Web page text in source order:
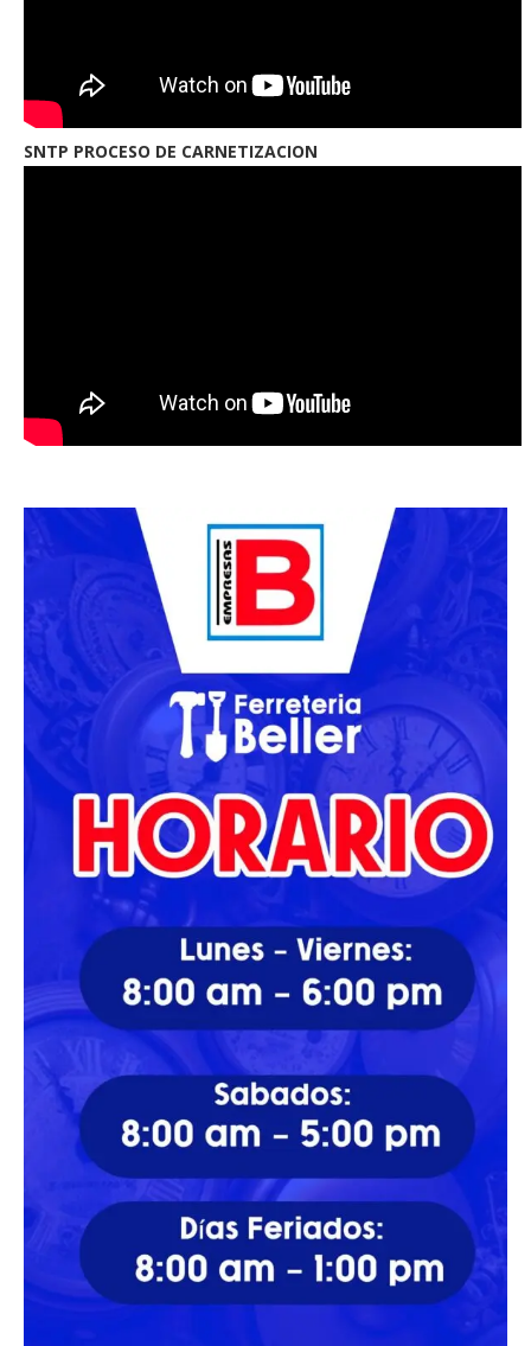
SNTP PROCESO DE CARNETIZACION